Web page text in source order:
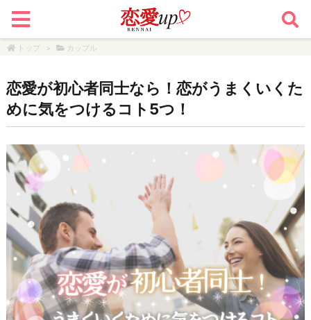
トップ > カップル
恋愛が初心者同士なら！恋がうまくいくた
めに気をつけるコト5つ！